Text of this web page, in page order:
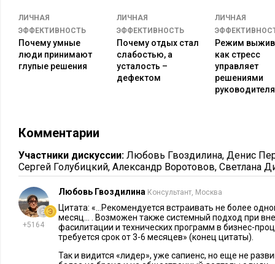
Развитие интуиции, чувствительность к изменениям,
адаптироваться к любым реалиям– без этого в эпоху
прожить просто невозможно, тем более, управлять
экономики. Быть здесь и сейчас, при этом видеть образ из
10 вперед, быть готовым в процессе перестраиваться,
Насколько это реально и с чего начать?
Начать можно с диагностики, что конкретно вам сейчас
компания и бизнес-процессы рассыпаются или же с
Наработка навыков происходит так же, как физическая
использовании инструментов и навыков в реальном
деятельности. Рекомендуется встраивать не более одного
ЛИЧНАЯ
ЭФФЕКТИВНОСТЬ
Почему умные
люди принимают
глупые решения
ЛИЧНАЯ
ЭФФЕКТИВНОСТЬ
Почему отдых стал
слабостью, а
усталость –
дефектом
ЛИЧНАЯ
Режим
как стресс
управляет
решениями
руководителя
Комментарии
Участники дискуссии: Любовь Гвоздилина, Денис
Сергей Голубицкий, Александр Воротовов, Светлана
+5164
Любовь Гвоздилина Консультант, Москва
Цитата: «…Рекомендуется встраивать не более
месяц… . Возможен также системный подход при
фасилитации и технических программ в бизнес-
требуется срок от 3-6 месяцев» (конец цитаты).
Так и видится «лидер», уже сапиенс, но еще не